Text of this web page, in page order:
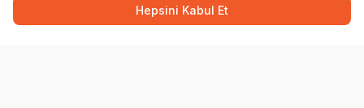
SEPETE EKLE
Müşteri Destek Hattı
Hepsini Kabul Et